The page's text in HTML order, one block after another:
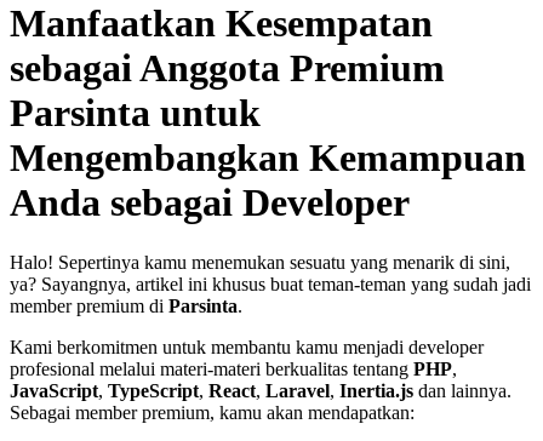
Manfaatkan Kesempatan
sebagai Anggota Premium
Parsinta untuk
Mengembangkan Kemampuan
Anda sebagai Developer
Halo! Sepertinya kamu menemukan sesuatu yang menarik di sini,
ya? Sayangnya, artikel ini khusus buat teman-teman yang sudah jadi
member premium di Parsinta.
Kami berkomitmen untuk membantu kamu menjadi developer
profesional melalui materi-materi berkualitas tentang PHP,
JavaScript, TypeScript, React, Laravel, Inertia.js dan lainnya.
Sebagai member premium, kamu akan mendapatkan: